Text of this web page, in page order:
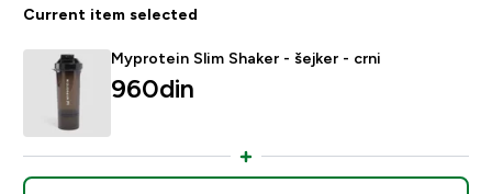
Current item selected
Myprotein Slim Shaker - šejker - crni
960din‎